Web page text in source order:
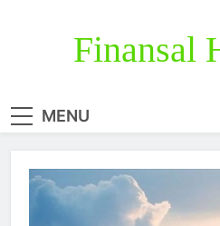
Finansal
MENU